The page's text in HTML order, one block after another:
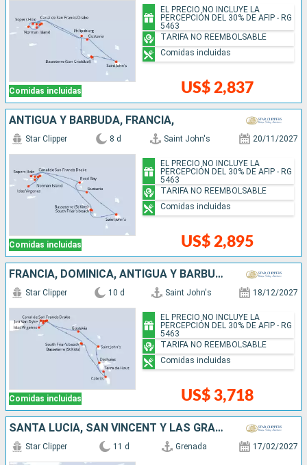
Comidas incluidas US$ 2,837
EL PRECIO NO INCLUYE LA
PERCEPCIÓN DEL 30% DE AFIP - RG
5463
TARIFA NO REEMBOLSABLE
Comidas incluidas
ANTIGUA Y BARBUDA, FRANCIA,
Comidas incluidas
Star Clipper 8 d Saint John's 20/11/2027
US$ 2,895
EL PRECIO NO INCLUYE LA
PERCEPCIÓN DEL 30% DE AFIP - RG
5463
TARIFA NO REEMBOLSABLE
Comidas incluidas
FRANCIA, DOMINICA, ANTIGUA Y BARBUDA
Comidas incluidas
Star Clipper 10 d Saint John's 18/12/2027
US$ 3,718
EL PRECIO NO INCLUYE LA
PERCEPCIÓN DEL 30% DE AFIP - RG
5463
TARIFA NO REEMBOLSABLE
Comidas incluidas
SANTA LUCIA, SAN VINCENT Y LAS GRANADINAS, TRINIDAD Y TOBAGO, ANTÁRTICO, GRENADA
Star Clipper 11 d Grenada 17/02/2027